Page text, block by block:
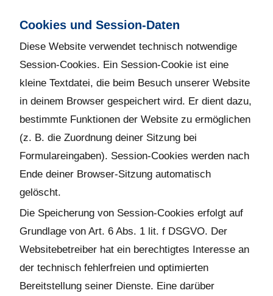
Cookies und Session-Daten
Diese Website verwendet technisch notwendige
Session-Cookies. Ein Session-Cookie ist eine
kleine Textdatei, die beim Besuch unserer Website
in deinem Browser gespeichert wird. Er dient dazu,
bestimmte Funktionen der Website zu ermöglichen
(z. B. die Zuordnung deiner Sitzung bei
Formulareingaben). Session-Cookies werden nach
Ende deiner Browser-Sitzung automatisch
gelöscht.
Die Speicherung von Session-Cookies erfolgt auf
Grundlage von Art. 6 Abs. 1 lit. f DSGVO. Der
Websitebetreiber hat ein berechtigtes Interesse an
der technisch fehlerfreien und optimierten
Bereitstellung seiner Dienste. Eine darüber